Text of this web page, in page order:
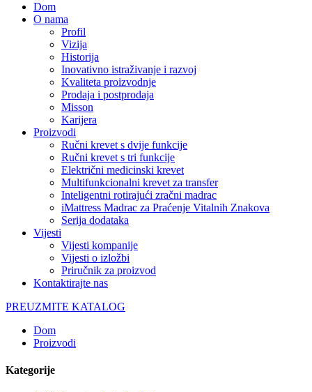
Dom
O nama
Profil
Vizija
Historija
Inovativno istraživanje i razvoj
Kvaliteta proizvodnje
Prodaja i postprodaja
Misson
Karijera
Proizvodi
Ručni krevet s dvije funkcije
Ručni krevet s tri funkcije
Električni medicinski krevet
Multifunkcionalni krevet za transfer
Inteligentni rotirajući zračni madrac
iMattress Madrac za Praćenje Vitalnih Znakova
Serija dodataka
Vijesti
Vijesti kompanije
Vijesti o izložbi
Priručnik za proizvod
Kontaktirajte nas
PREUZMITE KATALOG
Dom
Proizvodi
Kategorije